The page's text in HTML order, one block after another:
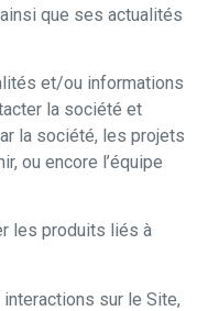
que ses actualités
et/ou informations
la société et
la société, les projets
ou encore l’équipe
les produits liés à
sur le Site,